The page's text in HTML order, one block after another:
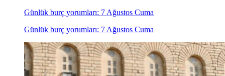
Günlük burç yorumları: 7 Ağustos Cuma
Günlük burç yorumları: 7 Ağustos Cuma